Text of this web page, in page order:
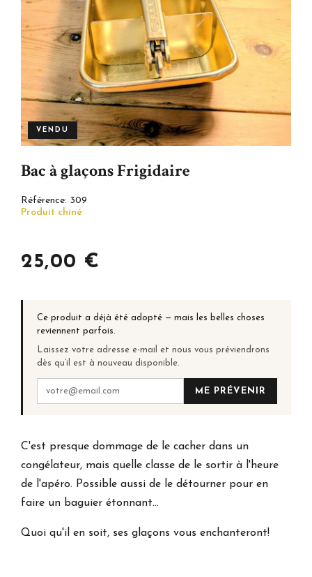
VENDU
Bac à glaçons Frigidaire
Référence: 309
Produit chiné
25,00 €
Ce produit a déjà été adopté — mais les belles choses
reviennent parfois.
Laissez votre adresse e-mail et nous vous préviendrons
dès qu’il est à nouveau disponible.
ME PRÉVENIR
C'est presque dommage de le cacher dans un
congélateur, mais quelle classe de le sortir à l'heure
de l'apéro. Possible aussi de le détourner pour en
faire un baguier étonnant...
Quoi qu'il en soit, ses glaçons vous enchanteront!